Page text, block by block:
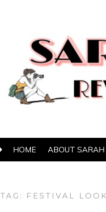
HOME ABOUT
TAG: FESTIVAL LOOK